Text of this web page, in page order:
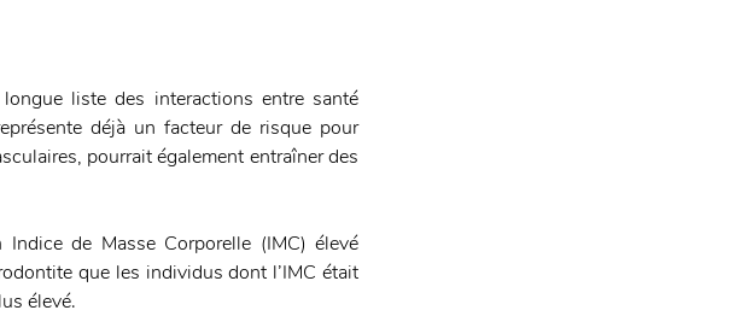
liste des interactions entre santé
déjà un facteur de risque pour
pourrait également entraîner des
de Masse Corporelle (IMC) élevé
que les individus dont l’IMC était
élevé.